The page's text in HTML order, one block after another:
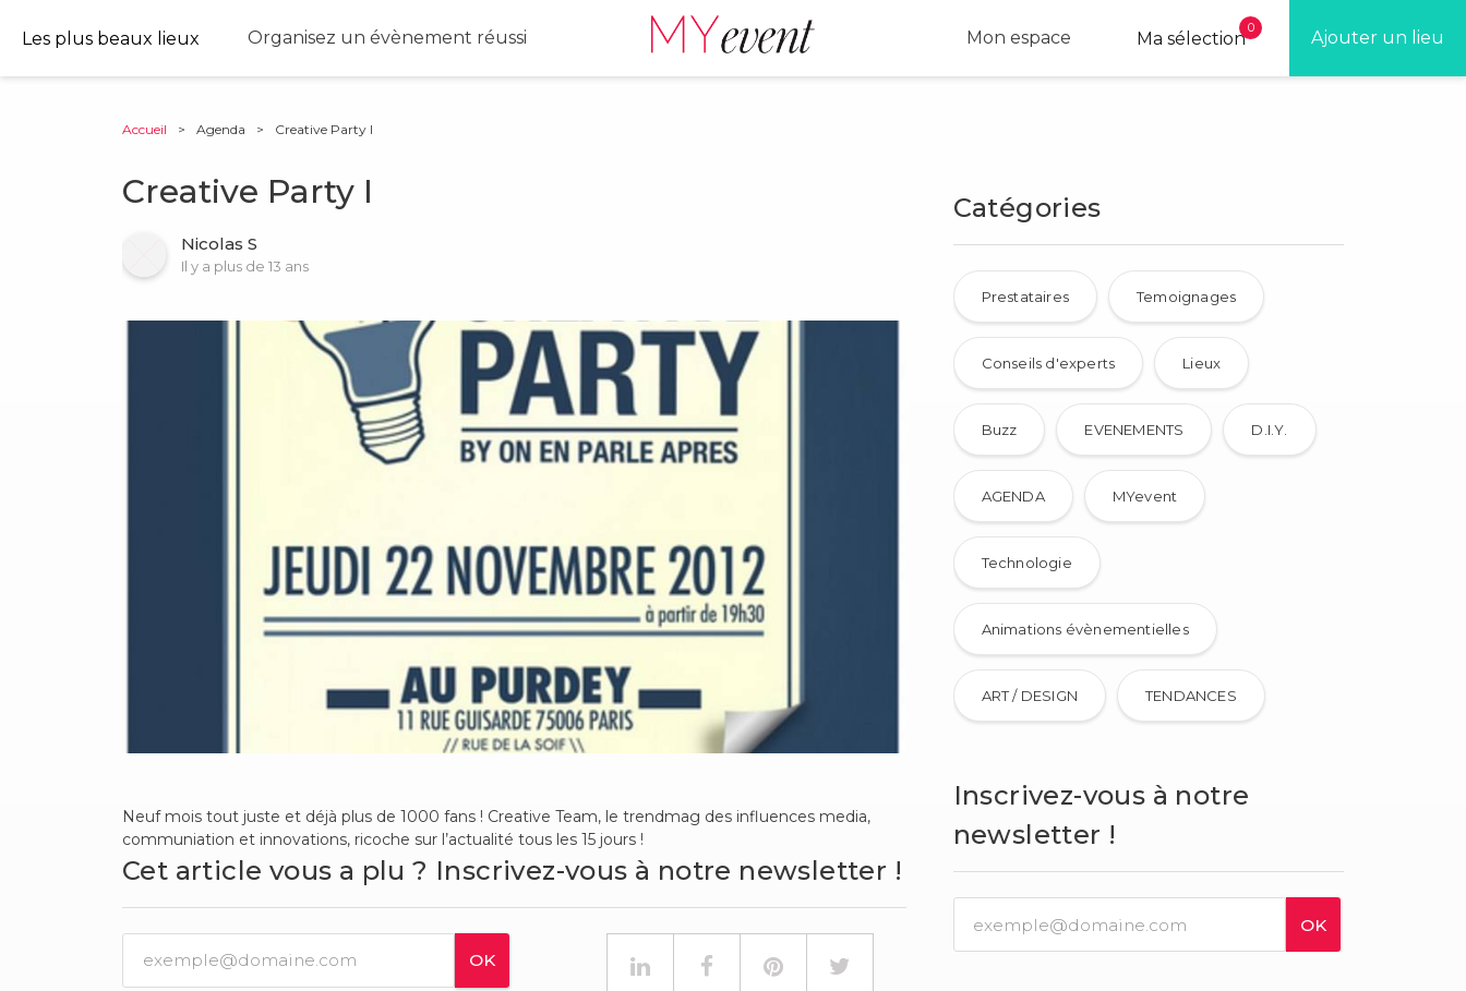
Les plus beaux lieux Organisez un évènement réussi Ajouter un lieu
Ma sélection
0
Mon espace
Accueil > Agenda > Creative Party I
Creative Party I
Nicolas S
Il y a plus de 13 ans
Neuf mois tout juste et déjà plus de 1000 fans ! Creative Team, le trendmag des influences media,
communiation et innovations, ricoche sur l’actualité tous les 15 jours !
Cet article vous a plu ? Inscrivez-vous à notre newsletter !
Catégories
Prestataires Temoignages
Conseils d'experts Lieux
Buzz EVENEMENTS D.I.Y.
AGENDA MYevent
Technologie
Animations évènementielles
ART / DESIGN TENDANCES
Inscrivez-vous à notre
newsletter !